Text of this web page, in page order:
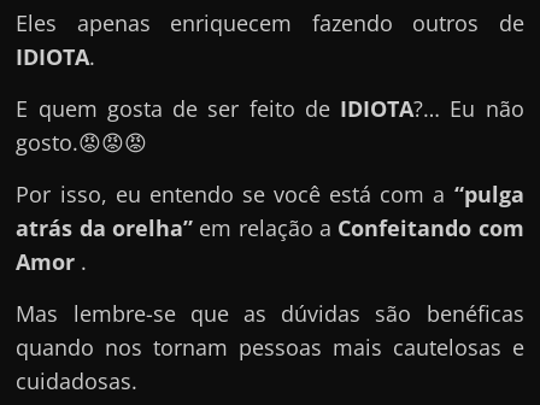
a
n
o
e
m
c
o
o
g
a
Eles apenas enriquecem fazendo outros de
IDIOTA.
E quem gosta de ser feito de IDIOTA?… Eu não
gosto.😡😡😡
Por isso, eu entendo se você está com a “pulga
atrás da orelha” em relação a Confeitando com
Amor .
Mas lembre-se que as dúvidas são benéficas
quando nos tornam pessoas mais cautelosas e
cuidadosas.